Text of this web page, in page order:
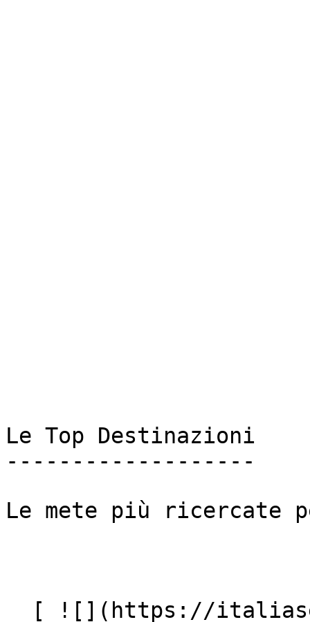
Le Top Destinazioni
-------------------
Le mete più ricercate